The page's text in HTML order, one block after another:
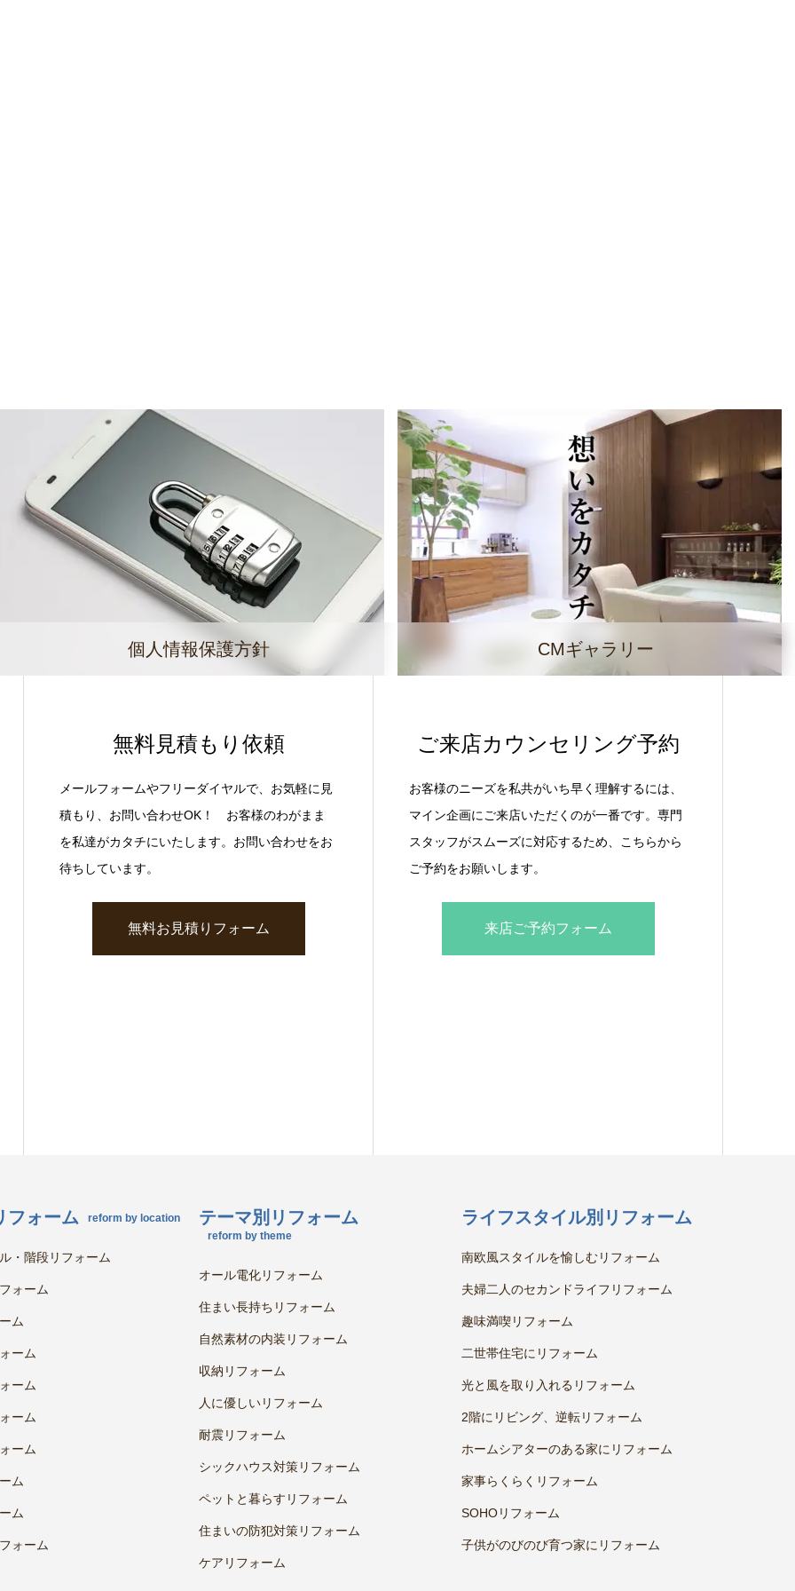
個人情報保護方針 CMギャラリー
無料見積もり依頼
メールフォームやフリーダイヤルで、お気軽に見
積もり、お問い合わせOK！ お客様のわがまま
を私達がカタチにいたします。お問い合わせをお
待ちしています。
無料お見積りフォーム
ご来店カウンセリング予約
お客様のニーズを私共がいち早く理解するには、
マイン企画にご来店いただくのが一番です。専門
スタッフがスムーズに対応するため、こちらから
ご予約をお願いします。
来店ご予約フォーム
フォーム reform by location
・階段リフォーム
ォーム
ム
ーム
ーム
ーム
ーム
ム
ム
ォーム
テーマ別リフォーム
reform by theme
オール電化リフォーム
住まい長持ちリフォーム
自然素材の内装リフォーム
収納リフォーム
人に優しいリフォーム
耐震リフォーム
シックハウス対策リフォーム
ペットと暮らすリフォーム
住まいの防犯対策リフォーム
ケアリフォーム
ライフスタイル別リフォーム
南欧風スタイルを愉しむリフォーム
夫婦二人のセカンドライフリフォーム
趣味満喫リフォーム
二世帯住宅にリフォーム
光と風を取り入れるリフォーム
2階にリビング、逆転リフォーム
ホームシアターのある家にリフォーム
家事らくらくリフォーム
SOHOリフォーム
子供がのびのび育つ家にリフォーム